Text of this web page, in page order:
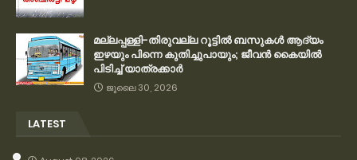
മല്ലപ്പള്ളി-തിരുവല്ല റൂട്ടിൽ ബസുകൾ ആദ്യം
ഇഴയും പിന്നെ കുതിച്ചുപായും; ജീവൻ കൈയിൽ
പിടിച്ച് യാത്രക്കാർ
ജൂലൈ 30, 2026
LATEST